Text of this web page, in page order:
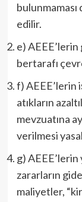
edilir.
e) AEEE’lerin
bertarafı
f) AEEE’lerin
atıkların
mevzuatına
verilmesi
g)
zararların
maliyetler,